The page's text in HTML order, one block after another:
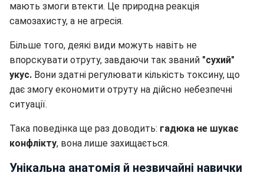
мають змоги втекти. Це природна реакція
самозахисту, а не агресія.
Більше того, деякі види можуть навіть не
впорскувати отруту, завдаючи так званий "сухий"
укус. Вони здатні регулювати кількість токсину, що
дає змогу економити отруту на дійсно небезпечні
ситуації.
Така поведінка ще раз доводить: гадюка не шукає
конфлікту, вона лише захищається.
Унікальна анатомія й незвичайні навички